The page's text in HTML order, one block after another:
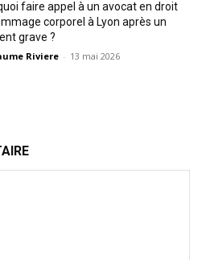
faire appel à un avocat en droit
corporel à Lyon après un
grave ?
Riviere - 13 mai 2026